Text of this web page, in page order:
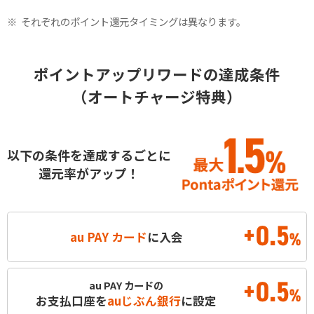
それぞれのポイント還元タイミングは異なります。
ポイントアップリワードの達成条件
（オートチャージ特典）
以下の条件を達成するごとに
還元率がアップ！
au PAY カードに入会 +0.5%
au PAY カードの
お支払口座をauじぶん銀行に設定 +0.5%